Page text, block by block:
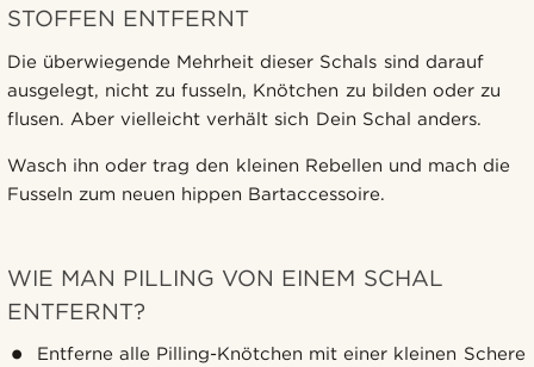
STOFFEN ENTFERNT
Die überwiegende Mehrheit dieser Schals sind darauf
ausgelegt, nicht zu fusseln, Knötchen zu bilden oder zu
flusen. Aber vielleicht verhält sich Dein Schal anders.
Wasch ihn oder trag den kleinen Rebellen und mach die
Fusseln zum neuen hippen Bartaccessoire.
WIE MAN PILLING VON EINEM SCHAL
ENTFERNT?
Entferne alle Pilling-Knötchen mit einer kleinen Schere